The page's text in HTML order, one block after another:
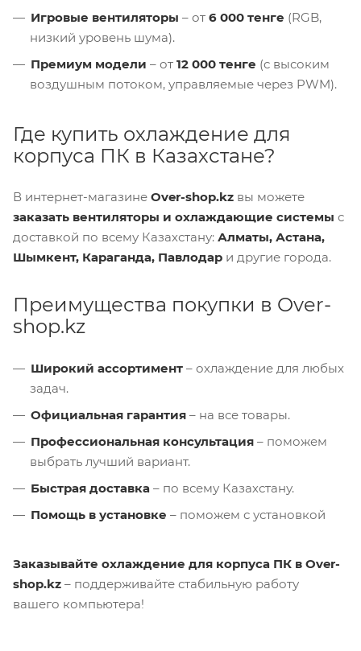
Игровые вентиляторы – от 6 000 тенге (RGB,
низкий уровень шума).
Премиум модели – от 12 000 тенге (с высоким
воздушным потоком, управляемые через PWM).
Где купить охлаждение для
корпуса ПК в Казахстане?
В интернет-магазине Over-shop.kz вы можете
заказать вентиляторы и охлаждающие системы с
доставкой по всему Казахстану: Алматы, Астана,
Шымкент, Караганда, Павлодар и другие города.
Преимущества покупки в Over-
shop.kz
Широкий ассортимент – охлаждение для любых
задач.
Официальная гарантия – на все товары.
Профессиональная консультация – поможем
выбрать лучший вариант.
Быстрая доставка – по всему Казахстану.
Помощь в установке – поможем с установкой
Заказывайте охлаждение для корпуса ПК в Over-
shop.kz – поддерживайте стабильную работу
вашего компьютера!